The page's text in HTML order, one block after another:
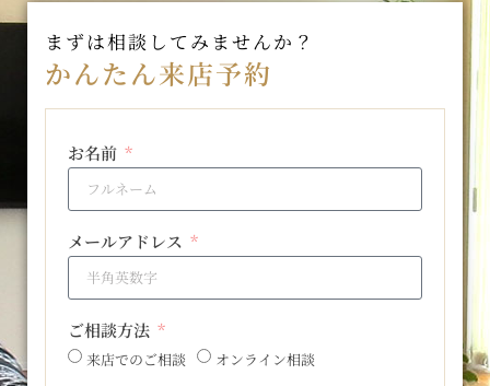
まずは相談してみませんか？
かんたん来店予約
お名前
メールアドレス
ご相談方法
来店でのご相談 オンライン相談